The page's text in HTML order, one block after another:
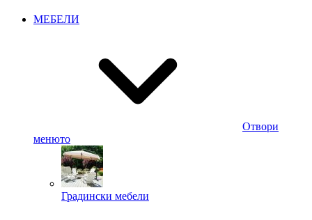
МЕБЕЛИ
Отвори
менюто
Градински мебели